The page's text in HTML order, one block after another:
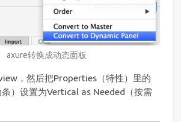
axure转换成动态面板
，然后把Properties（特性）里的
）设置为Vertical as Needed（按需